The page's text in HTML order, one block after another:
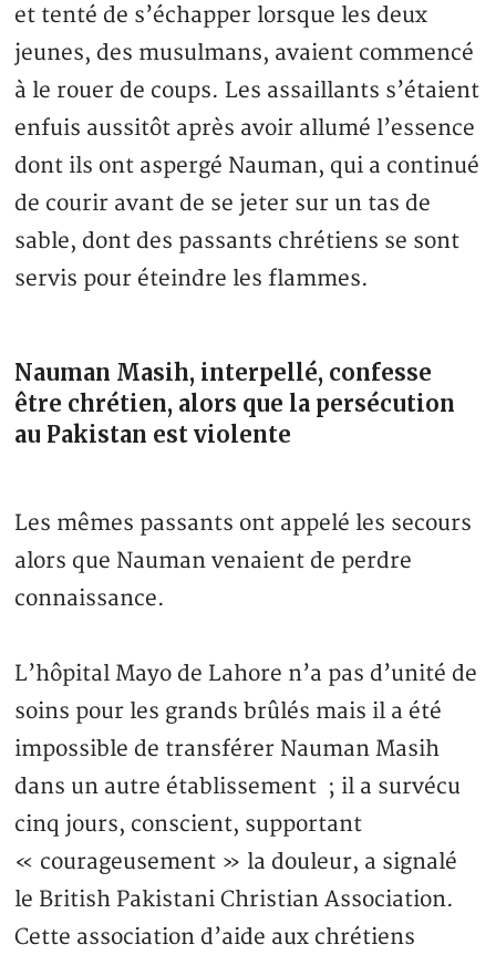
et tenté de s’échapper lorsque les deux
jeunes, des musulmans, avaient commencé
à le rouer de coups. Les assaillants s’étaient
enfuis aussitôt après avoir allumé l’essence
dont ils ont aspergé Nauman, qui a continué
de courir avant de se jeter sur un tas de
sable, dont des passants chrétiens se sont
servis pour éteindre les flammes.
Nauman Masih, interpellé, confesse
être chrétien, alors que la persécution
au Pakistan est violente
Les mêmes passants ont appelé les secours
alors que Nauman venaient de perdre
connaissance.
L’hôpital Mayo de Lahore n’a pas d’unité de
soins pour les grands brûlés mais il a été
impossible de transférer Nauman Masih
dans un autre établissement ; il a survécu
cinq jours, conscient, supportant
« courageusement » la douleur, a signalé
le British Pakistani Christian Association.
Cette association d’aide aux chrétiens